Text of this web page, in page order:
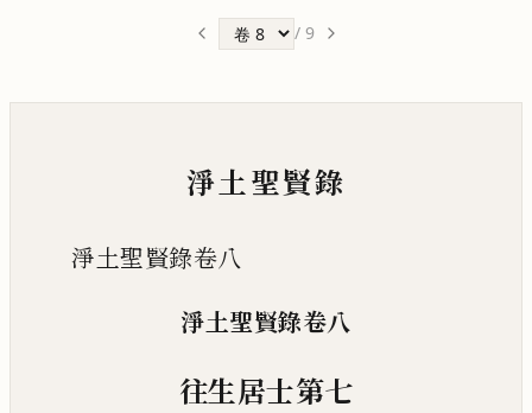
/ 9
淨土聖賢錄
淨土聖賢錄卷八
淨土聖賢錄卷八
往生居士第七